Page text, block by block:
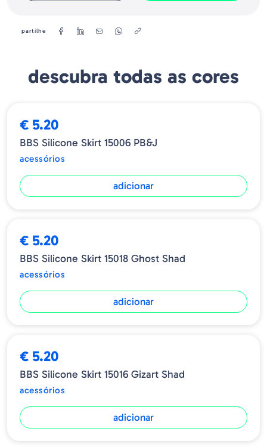
partilhe
descubra todas as cores
€ 5.20
BBS Silicone Skirt 15006 PB&J
acessórios
adicionar
€ 5.20
BBS Silicone Skirt 15018 Ghost Shad
acessórios
adicionar
€ 5.20
BBS Silicone Skirt 15016 Gizart Shad
acessórios
adicionar